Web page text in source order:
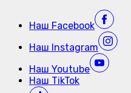
Наш Facebook
Наш Instagram
Наш Youtube
Наш TikTok